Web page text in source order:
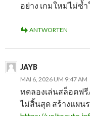
อย่าง เกมใหม่ไม่ซ้
ANTWORTEN
JAYB
MAI 6, 2026 UM 9:47 AM
ทดลองเล่นสล็อตฟ
ไม่สิ้นสุด สร้างแผน